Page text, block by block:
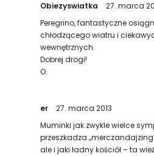
Obiezyswiatka
27. marca
Peregrino, fantastyczne
chłodzącego wiatru i
wewnętrznych.
Dobrej drogi!
O.
er
27. marca 2013
Muminki jak zwykle wielce
przeszkadza
ale i jaki ładny kościół – ta